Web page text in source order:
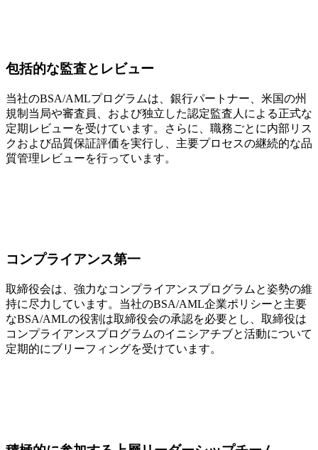
包括的な監査とレビュー
当社のBSA/AMLプログラムは、銀行パートナー、米国の州
規制当局や審査員、および独立した認定監査人による正式な
定期レビューを受けています。さらに、職務ごとに内部リス
クおよび品質保証評価を実行し、主要プロセスの継続的な品
質管理レビューを行っています。
コンプライアンス第一
取締役会は、強力なコンプライアンスプログラムと姿勢の維
持に尽力しています。当社のBSA/AML企業ポリシーと主要
なBSA/AMLの役割は取締役会の承認を必要とし、取締役は
コンプライアンスプログラムのイニシアチブと活動について
定期的にブリーフィングを受けています。